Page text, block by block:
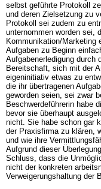
selbst geführte Protokoll
und deren Zielsetzung zu
Protokoll sei zudem zu
unternommen worden sei,
Kommunikation/
Aufgaben zu Beginn
Aufgabenerledigung durch
Bereitschaft, sich mit der
eigeninitiativ etwas zu
die ihr übertragenen
geworden seien, sei zwar
Beschwerdeführerin habe
bevor sie überhaupt
nicht. Sie habe schon gar
der Praxisfirma zu klären,
und wie ihre
Aufgrund dieser
Schluss, dass die
nicht der konkreten
Verweigerungshaltung der